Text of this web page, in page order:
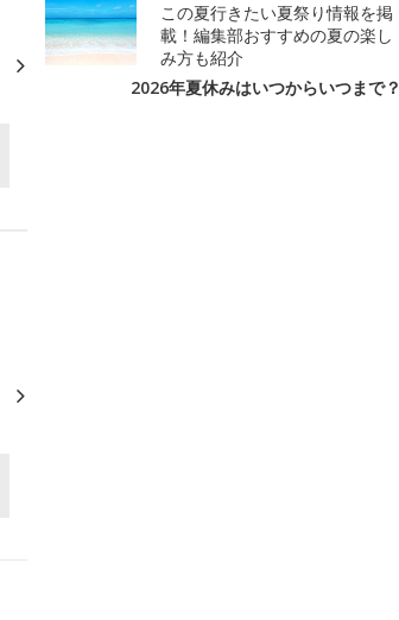
この夏行きたい夏祭り情報を掲
載！編集部おすすめの夏の楽し
み方も紹介
2026年夏休みはいつからいつまで？